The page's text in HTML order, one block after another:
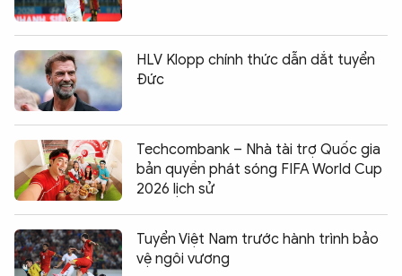
HLV Klopp chính thức dẫn dắt tuyển
Đức
Techcombank – Nhà tài trợ Quốc gia
bản quyền phát sóng FIFA World Cup
2026 lịch sử
Tuyển Việt Nam trước hành trình bảo
vệ ngôi vương